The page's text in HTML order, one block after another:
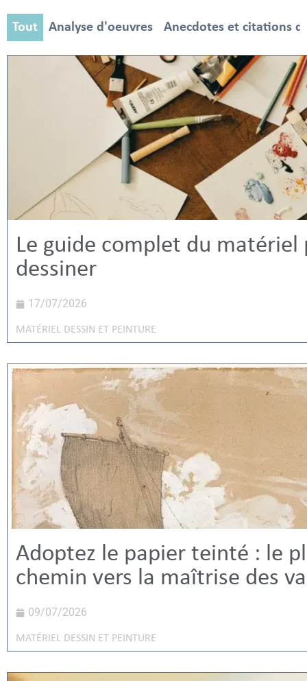
Analyse d'oeuvres Anecdotes et citations
Tout
Le guide complet du matériel
dessiner
17/07/2026
MATÉRIEL DESSIN ET PEINTURE
Adoptez le papier teinté : le
chemin vers la maîtrise des
09/07/2026
MATÉRIEL DESSIN ET PEINTURE